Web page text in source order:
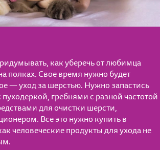
как уберечь от любимца
полках. Свое время нужно будет
— уход за шерстью. Нужно запастись
гребнями с разной частотой
для очистки шерсти,
Все это нужно купить в
человеческие продукты для ухода не